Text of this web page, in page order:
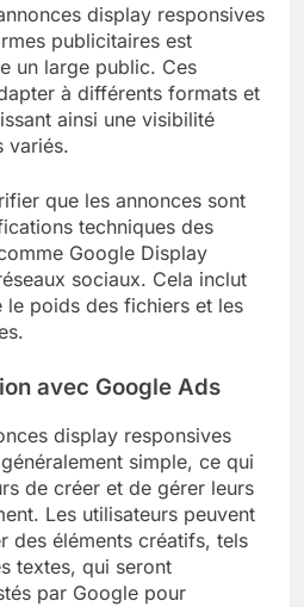
display responsives
publicitaires est
un large public. Ces
à différents formats et
ainsi une visibilité
variés.
que les annonces sont
techniques des
Google Display
sociaux. Cela inclut
le poids des fichiers et les
avec Google Ads
display responsives
simple, ce qui
de créer et de gérer leurs
Les utilisateurs peuvent
des éléments créatifs, tels
textes, qui seront
par Google pour